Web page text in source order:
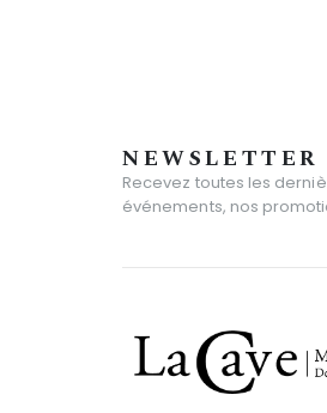
NEWSLETTER
Recevez toutes les
événements, nos